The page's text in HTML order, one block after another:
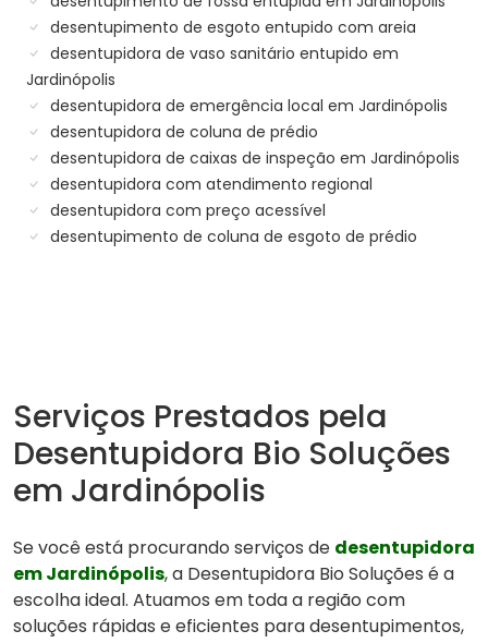
desentupimento de esgoto entupido com areia
desentupidora de vaso sanitário entupido em
Jardinópolis
desentupidora de emergência local em Jardinópolis
desentupidora de coluna de prédio
desentupidora de caixas de inspeção em Jardinópolis
desentupidora com atendimento regional
desentupidora com preço acessível
desentupimento de coluna de esgoto de prédio
Serviços Prestados pela
Desentupidora Bio Soluções
em Jardinópolis
Se você está procurando serviços de desentupidora
em Jardinópolis, a Desentupidora Bio Soluções é a
escolha ideal. Atuamos em toda a região com
soluções rápidas e eficientes para desentupimentos,